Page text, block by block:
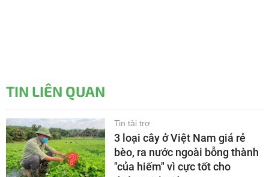
TIN LIÊN QUAN
Tin tài trợ
3 loại cây ở Việt Nam giá rẻ
bèo, ra nước ngoài bỗng thành
"của hiếm" vì cực tốt cho